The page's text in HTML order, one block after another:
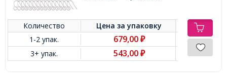
Количество Цена заупаковку
1-2 упак.
679,00 ₽
3+ упак. 543,00 ₽